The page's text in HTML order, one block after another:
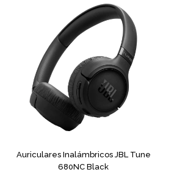
Auriculares Inalámbricos JBL Tune
680NC Black